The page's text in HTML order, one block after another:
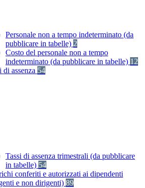
Personale non a tempo indeterminato (da
pubblicare in tabelle) 2
Costo del personale non a tempo
indeterminato (da pubblicare in tabelle) 12
di assenza 54
Tassi di assenza trimestrali (da pubblicare
in tabelle) 54
conferiti e autorizzati ai dipendenti
e non dirigenti) 89